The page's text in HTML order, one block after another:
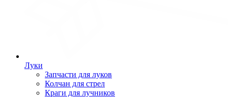
Луки
Запчасти для луков
Колчан для стрел
Краги для лучников